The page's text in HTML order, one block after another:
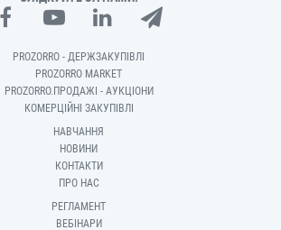
PROZORRO - ДЕРЖЗАКУПІВЛІ
PROZORRO MARKET
PROZORRO.ПРОДАЖІ - АУКЦІОНИ
КОМЕРЦІЙНІ ЗАКУПІВЛІ
НАВЧАННЯ
НОВИНИ
КОНТАКТИ
ПРО НАС
РЕГЛАМЕНТ
ВЕБІНАРИ